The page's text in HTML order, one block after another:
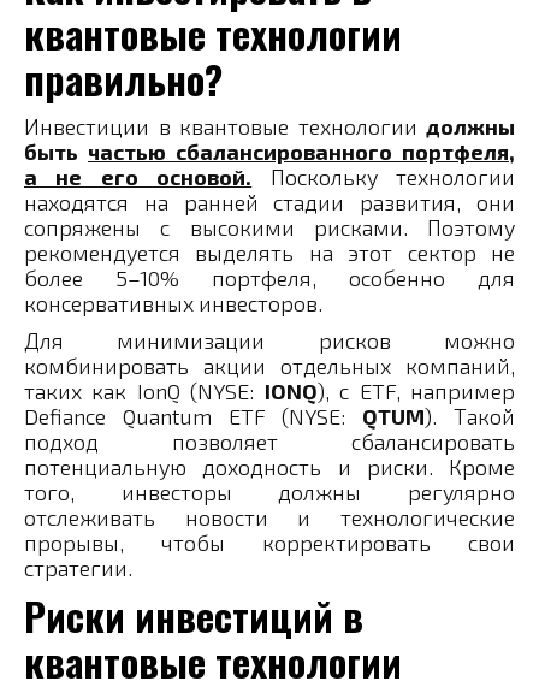
квантовые технологии
правильно?
Инвестиции в квантовые технологии должны
быть частью сбалансированного портфеля,
а не его основой. Поскольку технологии
находятся на ранней стадии развития, они
сопряжены с высокими рисками. Поэтому
рекомендуется выделять на этот сектор не
более 5–10% портфеля, особенно для
консервативных инвесторов.
Для минимизации рисков можно
комбинировать акции отдельных компаний,
таких как IonQ (NYSE: IONQ), с ETF, например
Defiance Quantum ETF (NYSE: QTUM). Такой
подход позволяет сбалансировать
потенциальную доходность и риски. Кроме
того, инвесторы должны регулярно
отслеживать новости и технологические
прорывы, чтобы корректировать свои
стратегии.
Риски инвестиций в
квантовые технологии